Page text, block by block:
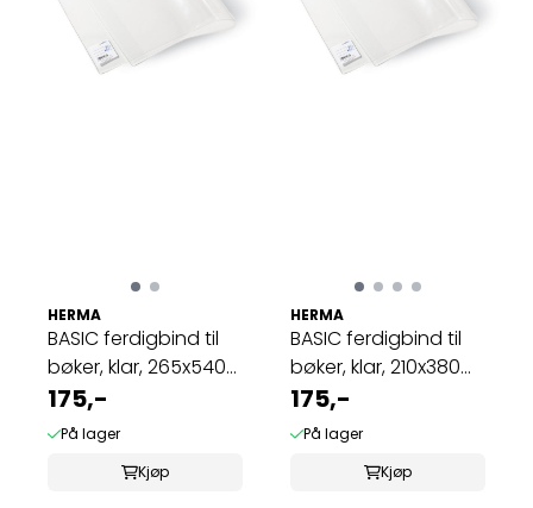
HERMA
BASIC ferdigbind til
bøker, klar, 265x540
mm (10 ...
175,-
På lager
Kjøp
HERMA
BASIC ferdigbind til
bøker, klar, 210x380
mm (10 ...
175,-
På lager
Kjøp